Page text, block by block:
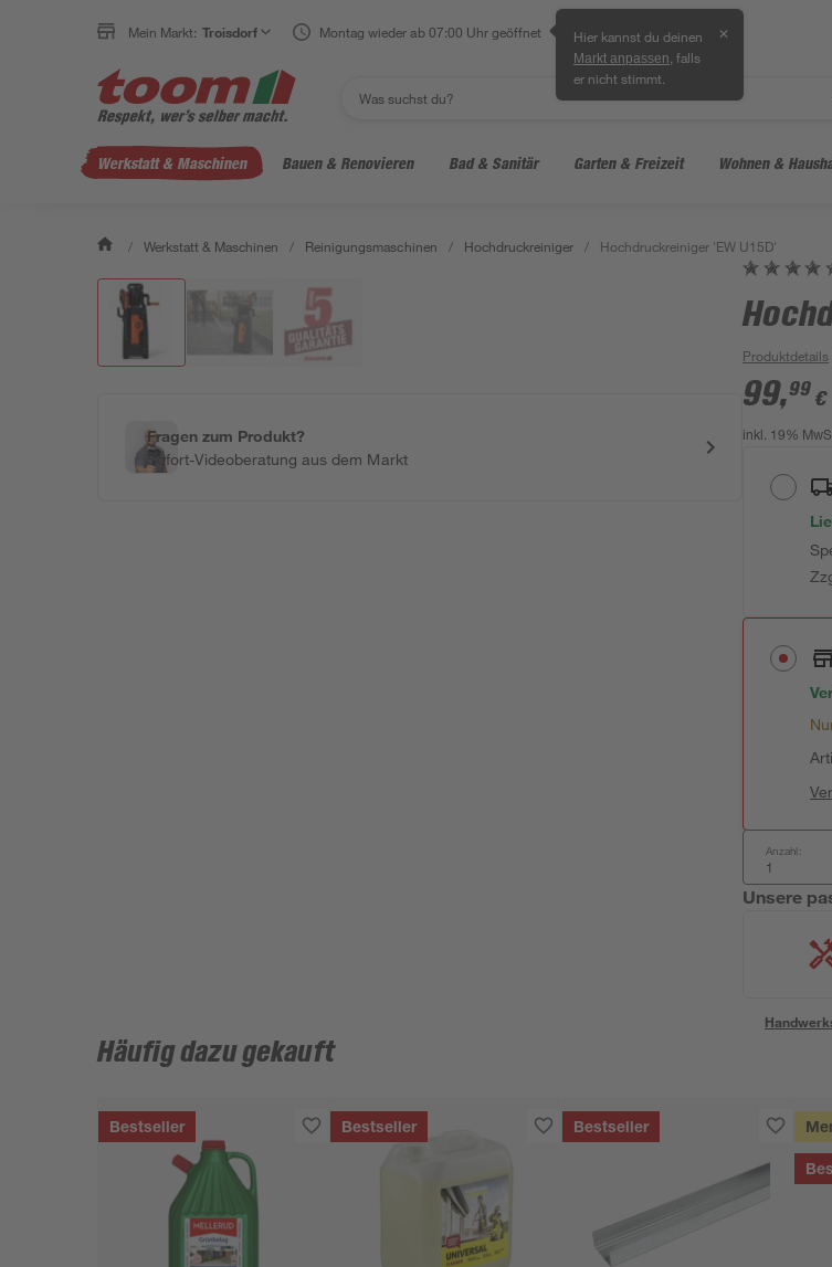
Mein Markt: Troisdorf Montag wieder ab 07:00 Uhr geöffnet Hier kannst du deinen
Markt anpassen , falls
er nicht stimmt.
✕
Werkstatt & Maschinen Bauen & Renovieren Bad & Sanitär Garten & Freizeit Wohnen &
/ Werkstatt & Maschinen / Reinigungsmaschinen / Hochdruckreiniger / Hochdruckreiniger 'EW U15D'
Fragen zum Produkt?
Sofort-Videoberatung aus dem Markt
Produktdetails
99,99 €
inkl. 19%
Anzahl:
Unsere
Häufig dazu gekauft
Bestseller Bestseller Bestseller